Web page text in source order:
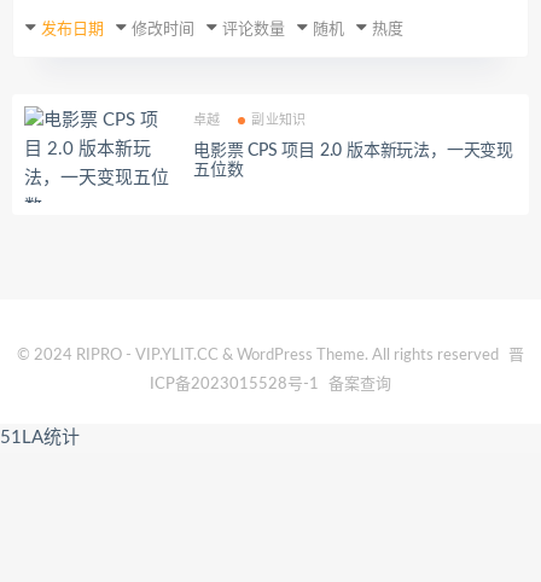
发布日期 修改时间 评论数量 随机 热度
卓越 副业知识
电影票 CPS 项目 2.0 版本新玩法，一天变现
五位数
© 2024 RIPRO - VIP.YLIT.CC & WordPress Theme. All rights reserved
晋
ICP备2023015528号-1
备案查询
51LA统计